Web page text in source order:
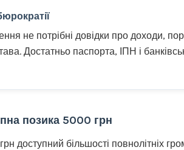
не потрібні довідки про доходи,
Достатньо паспорта, ІПН і
позика 5000 грн
доступний більшості повнолітніх